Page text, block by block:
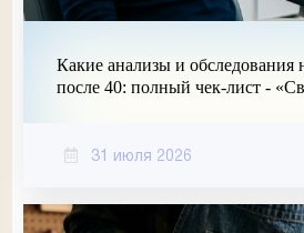
Какие анализы и
после 40: полный чек-лист -
31 июля 2026